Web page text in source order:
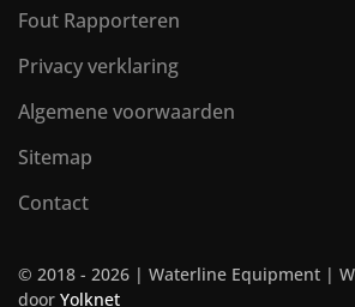
Fout Rapporteren
Privacy verklaring
Algemene voorwaarden
Sitemap
Contact
© 2018 - 2026 | Waterline Equipment |
door Yolknet